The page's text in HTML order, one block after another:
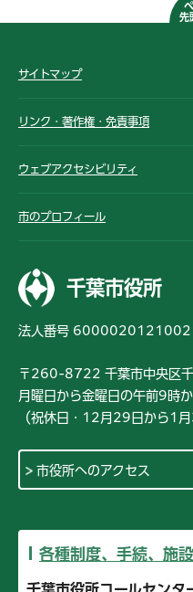
先
サイトマップ
リンク・著作権・免責事項
ウェブアクセシビリティ
市のプロフィール
千葉市役所
法人番号 6000020121002
〒260-8722 千葉市中央区
月曜日から金曜日の午前9時
（祝休日・12月29日から1月
市役所へのアクセス
各種制度、手続、施